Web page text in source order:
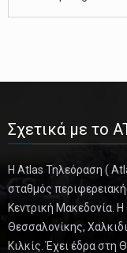
Can the Federal
‘S.N.L.’
Stage and
with cast, alumni
February 17, 2025
Trump’s USAID
Σχετικά με το
Η Atlas Τηλεόραση (
σταθμός
Κεντρική Μακεδονία.
Θεσσαλονίκης,
Κιλκίς. Έχει έδρα στη